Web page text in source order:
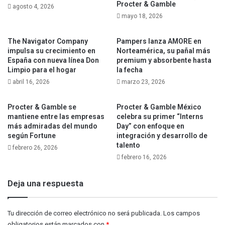
período de hasta 18 meses a partir de la fecha de
“En P&G, las madres recibieron un reembolso para cubrir
los gastos de cuidado de niños cuando cerraron las
guarderías. También nos preocupamos por mantener en
para que pudieran trabajar con seguridad”, destacó el
entonces fabricante de Manaus, Adriano Maturino.
P&G
agosto 4, 2026
Procter & Gamble
mayo 18, 2026
The Navigator Company
impulsa su crecimiento en
España con nueva línea Don
Limpio para el hogar
abril 16, 2026
Pampers lanza AMORE en
Norteamérica, su pañal más
premium y absorbente hasta
la fecha
marzo 23, 2026
Procter & Gamble se
mantiene entre las empresas
más admiradas del mundo
según Fortune
febrero 26, 2026
Procter & Gamble México
celebra su primer “Interns
Day” con enfoque en
integración y desarrollo de
talento
febrero 16, 2026
Deja una respuesta
Tu dirección de correo electrónico no será publicada. Los campos